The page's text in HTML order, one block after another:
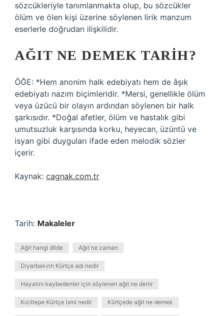
sözcükleriyle tanımlanmakta olup, bu sözcükler
ölüm ve ölen kişi üzerine söylenen lirik manzum
eserlerle doğrudan ilişkilidir.
AĞIT NE DEMEK TARIH?
ÖĞE: *Hem anonim halk edebiyatı hem de âşık
edebiyatı nazım biçimleridir. *Mersi, genellikle ölüm
veya üzücü bir olayın ardından söylenen bir halk
şarkısıdır. *Doğal afetler, ölüm ve hastalık gibi
umutsuzluk karşısında korku, heyecan, üzüntü ve
isyan gibi duyguları ifade eden melodik sözler
içerir.
Kaynak: cagnak.com.tr
Tarih: Makaleler
Ağıt hangi dilde Ağıt ne zaman
Diyarbakırın Kürtçe adı nedir
Hayatını kaybedenler için söylenen ağıt ne denir
Kızıltepe Kürtçe ismi nedir Kürtçede ağıt ne demek